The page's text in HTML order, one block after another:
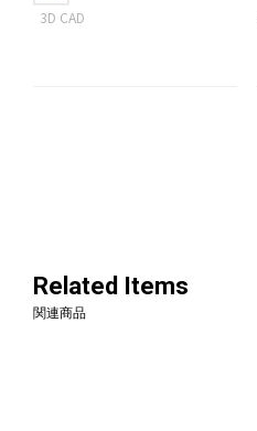
3D CAD
Related Items
関連商品